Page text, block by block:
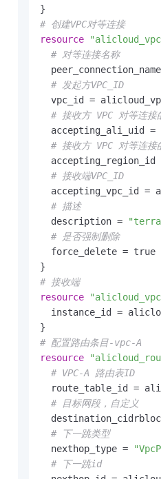
# 创建VPC对等连接
resource
# 对等连接名称
# 发起方VPC_ID
vpc_id =
# 接收方 VPC 对等连
  accepting_ali_uid =
# 接收方 VPC 对等连接
accepting_region_id
# 接收端VPC_ID
accepting_vpc_id =
# 描述
  description =
# 是否强制删除
  force_delete = true
# 接收端
resource
instance_id =
# 配置路由条目-vpc-A
resource
# VPC-A 路由表ID
route_table_id =
# 目标网段，自定义
# 下一跳类型
  nexthop_type =
# 下一跳id